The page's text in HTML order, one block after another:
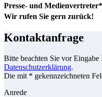
Presse- und
Wir rufen Sie gern zurück!
Kontaktanfrage
Bitte beachten Sie vor Eingabe
Datenschutzerklärung.
Die mit * gekennzeichneten
Anrede